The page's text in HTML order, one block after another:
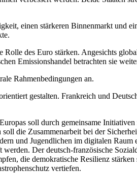
einen stärkeren Binnenmarkt und
des Euro stärken. Angesichts
Emissionshandel betrachten sie
Rahmenbedingungen an.
gestalten. Frankreich und
soll durch gemeinsame
die Zusammenarbeit bei der
und Jugendlichen im digitalen
Der deutsch-französische
die demokratische Resilienz
vertiefen.